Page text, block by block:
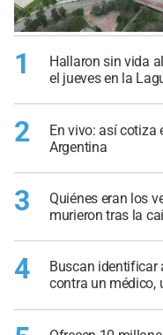
1
Hallaron sin vida
el jueves en la
2
En vivo: así cotiza
Argentina
3
Quiénes eran los
murieron tras la
4
Buscan identificar
contra un médico,